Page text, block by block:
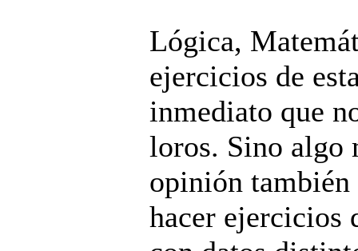
Lógica,
ejercicios de
inmediato que
loros. Sino algo
opinión también
hacer ejercicios